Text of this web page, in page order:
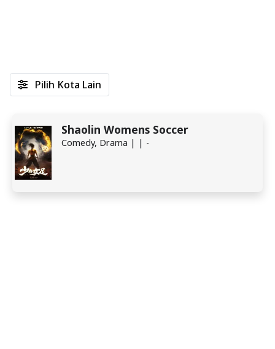
Shaolin Womens Soccer
Comedy, Drama | | -
Pilih Kota Lain